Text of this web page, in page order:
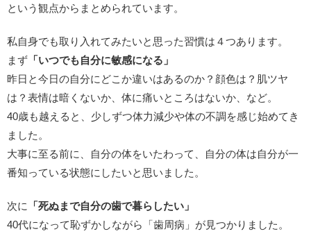
という観点からまとめられています。
私自身でも取り入れてみたいと思った習慣は４つあります。
まず 「いつでも自分に敏感になる」
昨日と今日の自分にどこか違いはあるのか？顔色は？肌ツヤ
は？表情は暗くないか、体に痛いところはないか、など。
40歳も越えると、少しずつ体力減少や体の不調を感じ始めてき
ました。
大事に至る前に、自分の体をいたわって、自分の体は自分が一
番知っている状態にしたいと思いました。
次に
「死ぬまで自分の歯で暮らしたい」
40代になって恥ずかしながら「歯周病」が見つかりました。